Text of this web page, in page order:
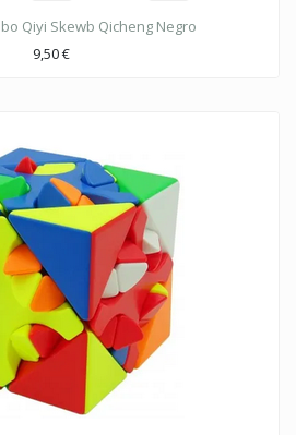
Qiyi Skewb Qicheng Negro
9,50€